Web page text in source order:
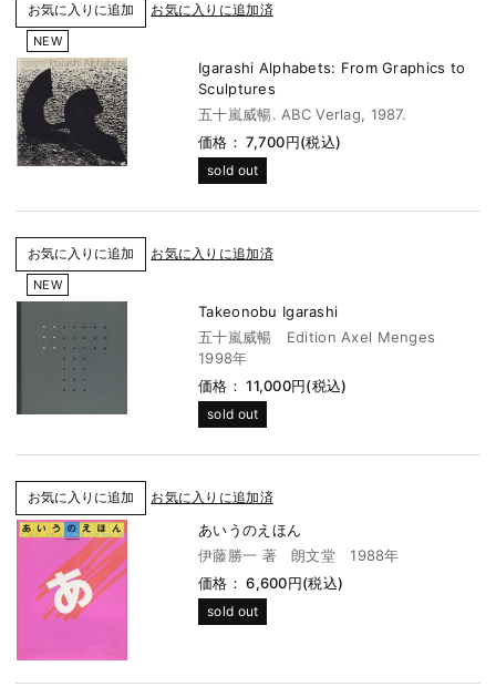
お気に入りに追加済
NEW
Igarashi Alphabets: From Graphics to
Sculptures
五十嵐威暢. ABC Verlag, 1987.
価格： 7,700円(税込)
sold out
お気に入りに追加済
NEW
Takeonobu Igarashi
五十嵐威暢 Edition Axel Menges
1998年
価格： 11,000円(税込)
sold out
お気に入りに追加済
あいうのえほん
伊藤勝一 著 朗文堂 1988年
価格： 6,600円(税込)
sold out